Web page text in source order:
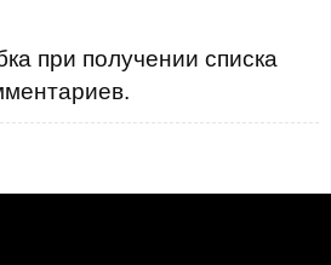
при получении списка